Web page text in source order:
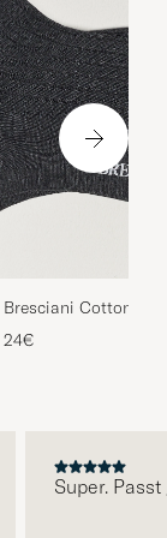
av ull
–
och
Bresciani Cotton
Grey Melange
24€
Super. Passt